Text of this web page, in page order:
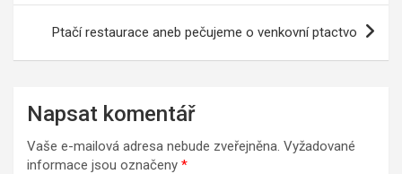
příspěvek
Ptačí restaurace aneb pečujeme o venkovní ptactvo
Napsat komentář
Vaše e-mailová adresa nebude zveřejněna. Vyžadované
informace jsou označeny *